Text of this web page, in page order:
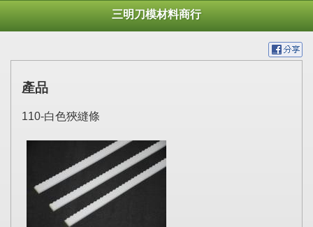
三明刀模材料商行
產品
110-白色狹縫條